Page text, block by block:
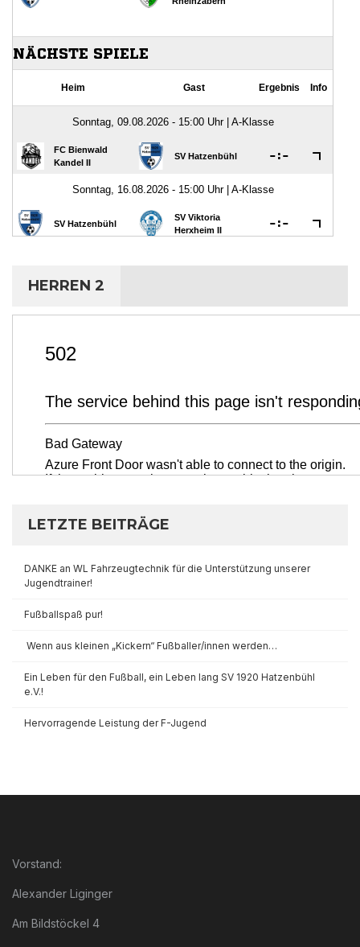
HERREN 2
LETZTE BEITRÄGE
DANKE an WL Fahrzeugtechnik für die Unterstützung unserer
Jugendtrainer!
Fußballspaß pur!
Wenn aus kleinen „Kickern“ Fußballer/innen werden…
Ein Leben für den Fußball, ein Leben lang SV 1920 Hatzenbühl
e.V.!
Hervorragende Leistung der F-Jugend
Vorstand:
Alexander Liginger
Am Bildstöckel 4